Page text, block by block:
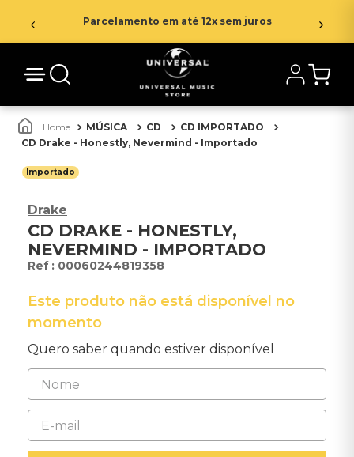
Parcelamento em até 12x sem juros
MÚSICA CD
CD IMPORTADO
CD Drake - Honestly, Nevermind - Importado
Importado
Drake
CD DRAKE - HONESTLY,
NEVERMIND - IMPORTADO
: 00060244819358
Este produto não está disponível no
momento
Quero saber quando estiver disponível